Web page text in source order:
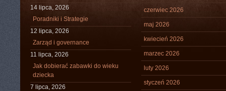
14 lipca, 2026
Poradniki i Strategie
12 lipca, 2026
Zarząd i governance
11 lipca, 2026
Jak dobierać zabawki do wieku
dziecka
7 lipca, 2026
czerwiec 2026
maj 2026
kwiecień 2026
marzec 2026
luty 2026
styczeń 2026